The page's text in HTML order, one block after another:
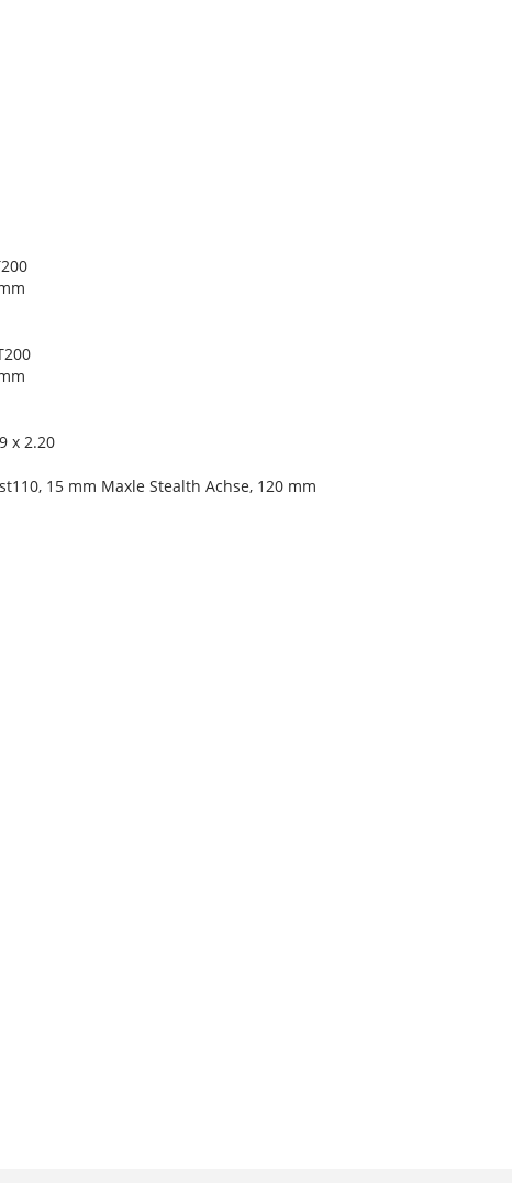
x 2.20
15 mm Maxle Stealth Achse, 120 mm